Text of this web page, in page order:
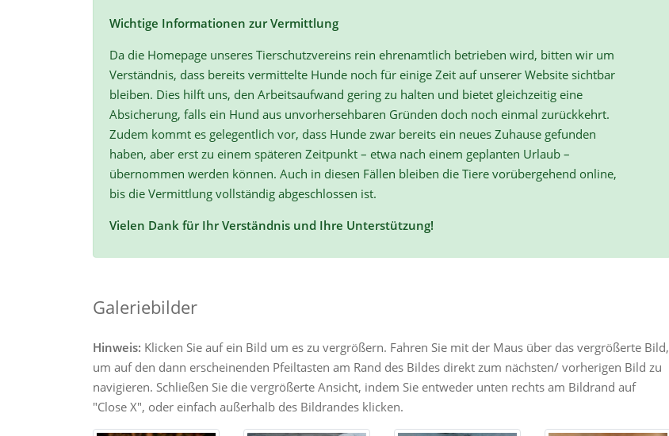
Wichtige Informationen zur Vermittlung
Da die Homepage unseres Tierschutzvereins rein ehrenamtlich betrieben wird, bitten wir um
Verständnis, dass bereits vermittelte Hunde noch für einige Zeit auf unserer Website sichtbar
bleiben. Dies hilft uns, den Arbeitsaufwand gering zu halten und bietet gleichzeitig eine
Absicherung, falls ein Hund aus unvorhersehbaren Gründen doch noch einmal zurückkehrt.
Zudem kommt es gelegentlich vor, dass Hunde zwar bereits ein neues Zuhause gefunden
haben, aber erst zu einem späteren Zeitpunkt – etwa nach einem geplanten Urlaub –
übernommen werden können. Auch in diesen Fällen bleiben die Tiere vorübergehend online,
bis die Vermittlung vollständig abgeschlossen ist.
Vielen Dank für Ihr Verständnis und Ihre Unterstützung!
Galeriebilder
Hinweis: Klicken Sie auf ein Bild um es zu vergrößern. Fahren Sie mit der Maus über das vergrößerte Bild,
um auf den dann erscheinenden Pfeiltasten am Rand des Bildes direkt zum nächsten/ vorherigen Bild zu
navigieren. Schließen Sie die vergrößerte Ansicht, indem Sie entweder unten rechts am Bildrand auf
"Close X", oder einfach außerhalb des Bildrandes klicken.